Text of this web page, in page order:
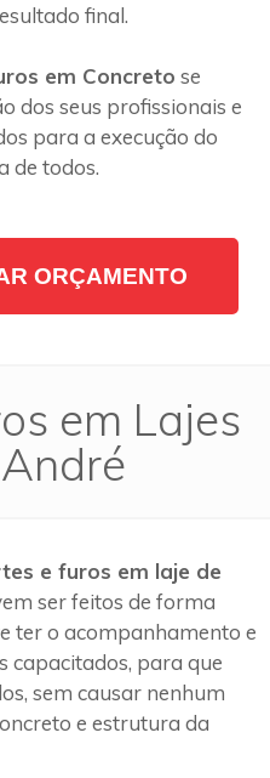
final.
em Concreto se
dos seus profissionais e
para a execução do
de todos.
ORÇAMENTO
em Lajes
e furos em laje de
ser feitos de forma
ter o acompanhamento e
capacitados, para que
sem causar nenhum
e estrutura da